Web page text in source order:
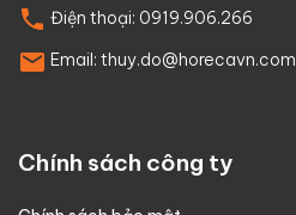
Điện thoại: 0919.906.266
Email: thuy.do@horecavn.com
Chính sách công ty